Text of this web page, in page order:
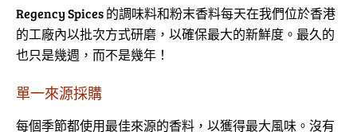
Regency Spices 的調味料和粉末香料每天在我們位於香港
的工廠內以批次方式研磨，以確保最大的新鮮度。最久的
也只是幾週，而不是幾年！
單一來源採購
每個季節都使用最佳來源的香料，以獲得最大風味。沒有